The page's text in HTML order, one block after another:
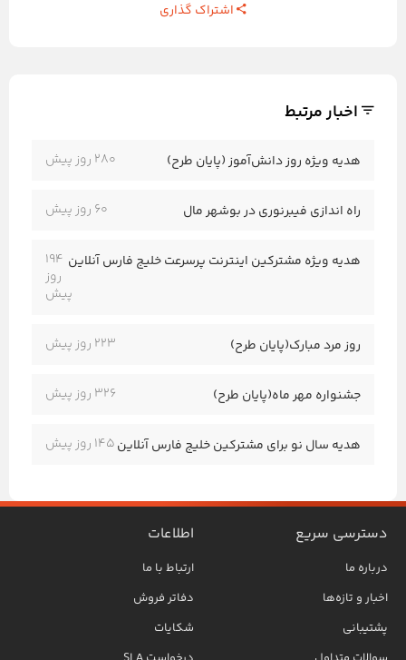
اشتراک گذاری
اخبار مرتبط
هدیه ویژه روز دانش‌آموز (پایان طرح) 280 روز پیش
راه اندازی فیبرنوری در بوشهر مال 60 روز پیش
هدیه ویژه مشترکین اینترنت پرسرعت خلیج فارس آنلاین 194
روز
پیش
روز مرد مبارک(پایان طرح) 223 روز پیش
جشنواره مهر ماه(پایان طرح) 326 روز پیش
هدیه سال نو برای مشترکین خلیج فارس آنلاین145 روز پیش
دسترسی سریع
درباره ما
اخبار و تازه‌ها
پشتیبانی
اطلاعات
ارتباط با ما
دفاتر فروش
شکایات